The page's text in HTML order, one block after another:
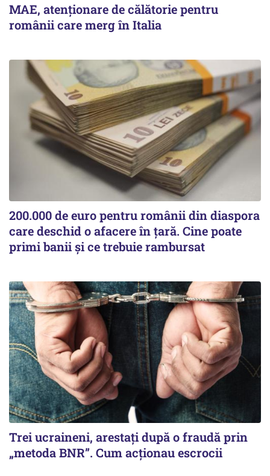
MAE, atenționare de călătorie pentru
românii care merg în Italia
200.000 de euro pentru românii din diaspora
care deschid o afacere în țară. Cine poate
primi banii și ce trebuie rambursat
Trei ucraineni, arestați după o fraudă prin
„metoda BNR”. Cum acționau escrocii